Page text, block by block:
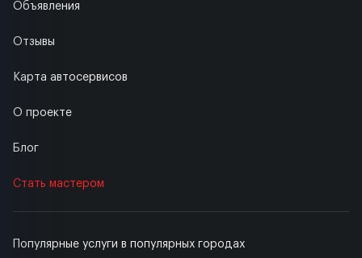
Популярные услуги в популярных городах
Объявления
Отзывы
Карта автосервисов
О проекте
Блог
Стать мастером